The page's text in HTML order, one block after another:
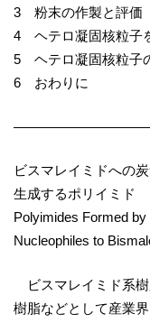
3 粉末の作製と評価
4 ヘテロ凝固核粒子
5 ヘテロ凝固核粒子
6 おわりに
ビスマレイミドへの
生成するポリイミド
Polyimides Formed
Nucleophiles to
ビスマレイミド系樹
樹脂などとして産業